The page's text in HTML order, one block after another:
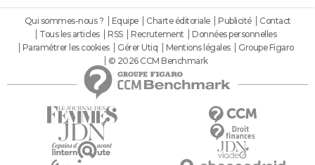
Qui sommes-nous ? Equipe Charte éditoriale Publicité
Contact
Tous les articles
RSS Recrutement
Données personnelles
Paramétrer les cookies
Gérer Utiq Mentions légales
Groupe Figaro
© 2026 CCM Benchmark